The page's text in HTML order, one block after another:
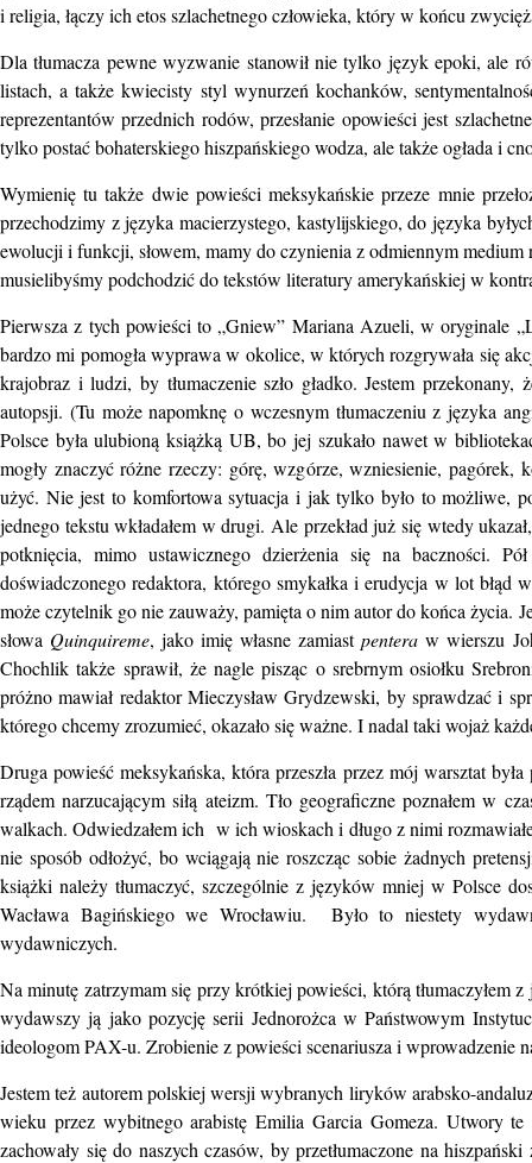
i religia, łączy ich etos szlachetnego człowieka, który w końcu
Dla tłumacza pewne wyzwanie stanowił nie tylko język epoki,
listach, a także kwiecisty styl wynurzeń kochanków,
reprezentantów przednich rodów, przesłanie opowieści jest
tylko postać bohaterskiego hiszpańskiego wodza, ale także ogłada i
Wymienię tu także dwie powieści meksykańskie przeze mnie
przechodzimy z języka macierzystego, kastylijskiego, do języka
ewolucji i funkcji, słowem, mamy do czynienia z odmiennym
musielibyśmy podchodzić do tekstów literatury amerykańskiej w
Pierwsza z tych powieści to „Gniew” Mariana Azueli, w oryginale
bardzo mi pomogła wyprawa w okolice, w których rozgrywała się
krajobraz i ludzi, by tłumaczenie szło gładko. Jestem
autopsji. (Tu może napomknę o wczesnym tłumaczeniu z języka
Polsce była ulubioną książką UB, bo jej szukało nawet w
mogły znaczyć różne rzeczy: górę, wzgórze, wzniesienie,
użyć. Nie jest to komfortowa sytuacja i jak tylko było to możliwe,
jednego tekstu wkładałem w drugi. Ale przekład już się wtedy
potknięcia, mimo ustawicznego dzierżenia się na baczności.
doświadczonego redaktora, którego smykałka i erudycja w lot
może czytelnik go nie zauważy, pamięta o nim autor do końca życia.
słowa Quinquireme, jako imię własne zamiastpentera w wierszu
Chochlik także sprawił, że nagle pisząc o srebrnym osiołku
próżno mawiał redaktor Mieczysław Grydzewski, by sprawdzać i
którego chcemy zrozumieć, okazało się ważne. I nadal taki wojaż
Druga powieść meksykańska, która przeszła przez mój warsztat
rządem narzucającym siłą ateizm. Tło geograficzne poznałem
walkach. Odwiedzałem ich w ich wioskach i długo z nimi
nie sposób odłożyć, bo wciągają nie roszcząc sobie żadnych
książki należy tłumaczyć, szczególnie z języków mniej w Polsce
Wacława Bagińskiego we Wrocławiu. Było to niestety
wydawniczych.
Na minutę zatrzymam się przy krótkiej powieści, którą
wydawszy ją jako pozycję serii Jednorożca w Państwowym
ideologom PAX-u. Zrobienie z powieści scenariusza i wprowadzenie
Jestem też autorem polskiej wersji wybranych liryków arabsko-
wieku przez wybitnego arabistę Emilia Garcia Gomeza. Utwory
zachowały się do naszych czasów, by przetłumaczone na